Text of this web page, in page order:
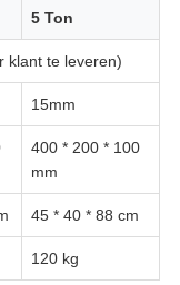
5 Ton
klant te leveren)
15mm
400 * 200 * 100
mm
45 * 40 * 88 cm
120 kg